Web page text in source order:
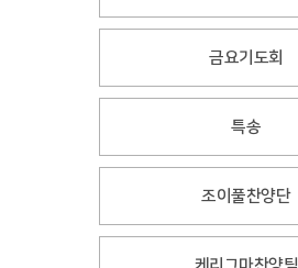
금요기도회
특송
조이풀찬양단